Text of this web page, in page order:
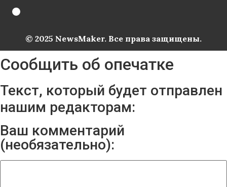
© 2025 NewsMaker. Все права защищены.
Сообщить об опечатке
Текст, который будет отправлен
нашим редакторам:
Ваш комментарий
(необязательно):